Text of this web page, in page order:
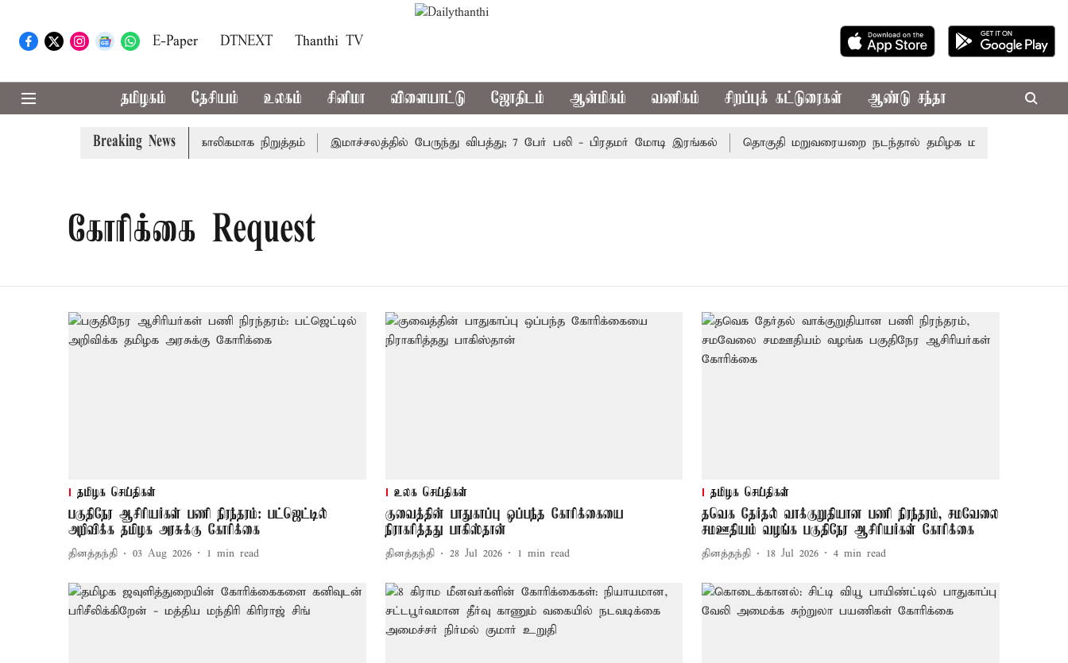
E-Paper DTNEXT Thanthi TV
தமிழகம் தேசியம் உலகம் சினிமா விளையாட்டு ஜோதிடம் ஆன்மிகம் வணிகம் சிறப்புக் கட்டுரைகள் ஆண்டு சந்தா
Breaking News
அமர்நாத் யாத்திரை தற்காலிகமாக நிறுத்தம் இமாச்சலத்தில் பேருந்து விபத்து; 7 பேர் பலி - பிரதமர் மோடி இரங்கல் தொகுதி மறுவரையறை நடந்தால் தமிழக மக்களவை
கோரிக்கை Request
தமிழக செய்திகள்
பகுதிநேர ஆசிரியர்கள் பணி நிரந்தரம்: பட்ஜெட்டில்
அறிவிக்க தமிழக அரசுக்கு கோரிக்கை
தினத்தந்தி 03 Aug 2026 1 min read
உலக செய்திகள்
குவைத்தின் பாதுகாப்பு ஒப்பந்த கோரிக்கையை
நிராகரித்தது பாகிஸ்தான்
தினத்தந்தி 28 Jul 2026 1 min read
தமிழக செய்திகள்
தவெக தேர்தல் வாக்குறுதியான பணி நிரந்தரம், சமவேலை
சமஊதியம் வழங்க பகுதிநேர ஆசிரியர்கள் கோரிக்கை
தினத்தந்தி 18 Jul 2026 4 min read